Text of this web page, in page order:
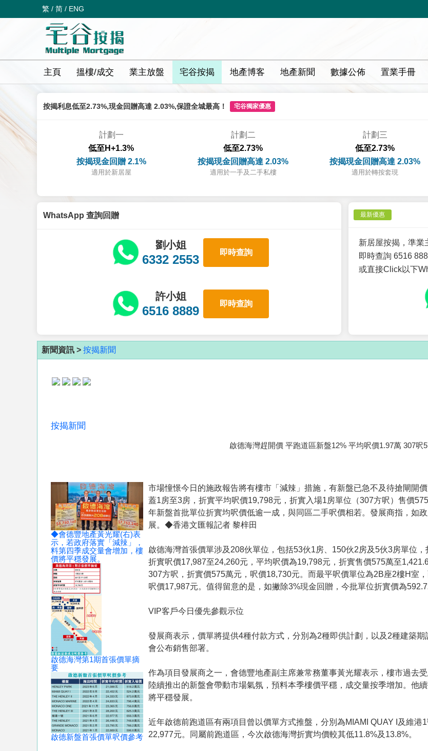
繁 / 简 / ENG
主頁 搵樓/成交 業主放盤 宅谷按揭 地產博客 地產新聞 數據公佈 置業手冊
按揭利息低至2.73%,現金回贈高達 2.03%,保證全城最高！ 宅谷獨家優惠
計劃一
低至H+1.3%
按揭現金回贈 2.1%
適用於新居屋
計劃二
低至2.73%
按揭現金回贈高達 2.03%
適用於一手及二手私樓
計劃三
低至2.73%
按揭現金回贈高達 2.03%
適用於轉按套現
WhatsApp 查詢回贈
劉小姐
6332 2553
即時查詢
許小姐
6516 8889
即時查詢
最新優惠
新居屋按揭，準業
即時查詢 6516
或直接Click以下
新聞資訊 > 按揭新聞
按揭新聞
啟德海灣趕開價 平跑道區新盤12% 平均呎價1.97萬 307呎
◆會德豐地產黃光耀(右)表
示，若政府落實「減辣」，
料第四季成交量會增加，樓
價將平穩發展。
啟德海灣第1期首張價單摘
要
啟德新盤首張價單呎價參考
市場憧憬今日的施政報告將有樓市「減辣」措施，有新盤已急不及待搶閘開
蓋1房至3房，折實平均呎價19,798元，折實入場1房單位（307方呎）售價
年新盤首批單位折實均呎價低逾一成，與同區二手呎價相若。發展商指，如
展。◆香港文匯報記者 黎梓田
啟德海灣首張價單涉及208伙單位，包括53伙1房、150伙2房及5伙3房單位
折實呎價17,987至24,260元，平均呎價為19,798元，折實售價575萬至
307方呎，折實價575萬元，呎價18,730元。而最平呎價單位為2B座2樓H室
呎價17,987元。值得留意的是，如撇除3%現金回贈，今批單位折實價為
VIP客戶今日優先參觀示位
發展商表示，價單將提供4種付款方式，分別為2種即供計劃，以及2種建築
會公布銷售部署。
作為項目發展商之一，會德豐地產副主席兼常務董事黃光耀表示，樓市過去
陸續推出的新盤會帶動市場氣氛，預料本季樓價平穩，成交量按季增加。他
將平穩發展。
近年啟德前跑道區有兩項目曾以價單方式推盤，分別為MIAMI QUAY I及維
22,977元。同屬前跑道區，今次啟德海灣折實均價較其低11.8%及13.8%。